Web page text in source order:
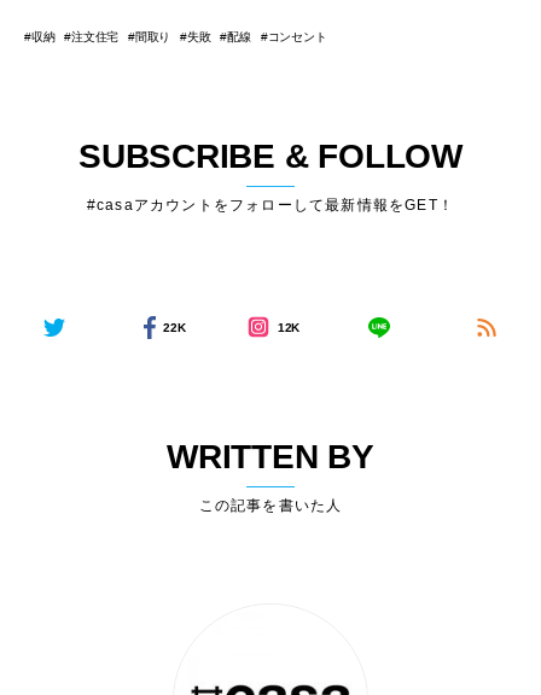
収納 注文住宅 間取り 失敗 配線 コンセント
SUBSCRIBE & FOLLOW
#casaアカウントをフォローして最新情報をGET！
22K 12K
WRITTEN BY
この記事を書いた人